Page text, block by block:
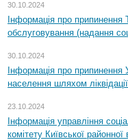
30.10.2024
Інформація про припинення
обслуговування (надання
30.10.2024
Інформація про припинення
населення шляхом ліквідації
23.10.2024
Інформація управління
комітету Київської